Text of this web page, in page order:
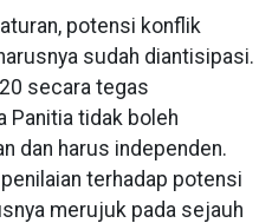
potensi konflik
sudah diantisipasi.
secara tegas
Panitia tidak boleh
dan harus independen.
terhadap potensi
merujuk pada sejauh